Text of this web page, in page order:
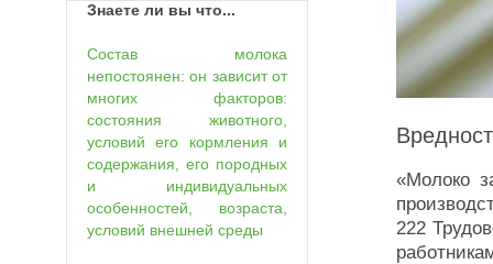
Знаете ли вы что...
Состав молока
непостоянен: он зависит от
многих факторов:
состояния животного,
условий его кормления и
содержания, его породных
и индивидуальных
особенностей, возраста,
условий внешней среды
«Молоко
222